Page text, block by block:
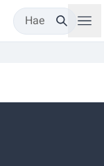
Hae